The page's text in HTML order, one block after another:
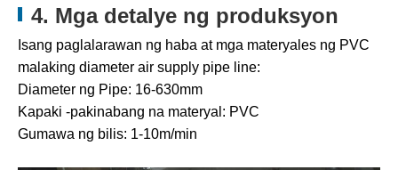
4. Mga detalye ng produksyon
Isang paglalarawan ng haba at mga materyales ng PVC
malaking diameter air supply pipe line:
Diameter ng Pipe: 16-630mm
Kapaki -pakinabang na materyal: PVC
Gumawa ng bilis: 1-10m/min